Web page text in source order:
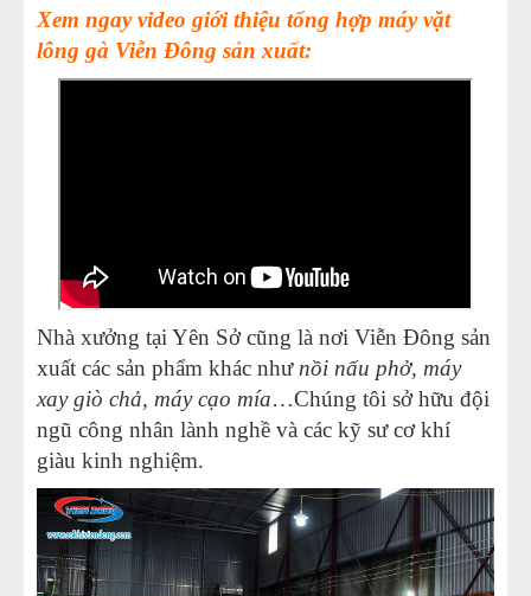
Xem ngay video giới thiệu tổng hợp máy vặt
lông gà Viễn Đông sản xuất:
Nhà xưởng tại Yên Sở cũng là nơi Viễn Đông sản
xuất các sản phẩm khác như nồi nấu phở, máy
xay giò chả, máy cạo mía…Chúng tôi sở hữu đội
ngũ công nhân lành nghề và các kỹ sư cơ khí
giàu kinh nghiệm.